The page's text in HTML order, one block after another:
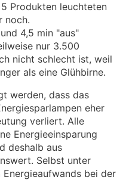
Produkten leuchteten
noch.
4,5 min "aus"
nur 3.500
nicht schlecht ist, weil
als eine Glühbirne.
werden, dass das
eher
verliert. Alle
Energieeinsparung
deshalb aus
Selbst unter
bei der